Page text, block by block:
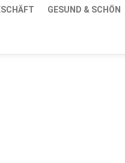
GESUND & SCHÖN